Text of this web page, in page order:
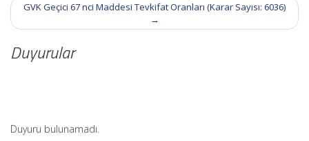
GVK Geçici 67 nci Maddesi Tevkifat Oranları (Karar Sayısı: 6036)
→
Duyurular
Duyuru bulunamadı.